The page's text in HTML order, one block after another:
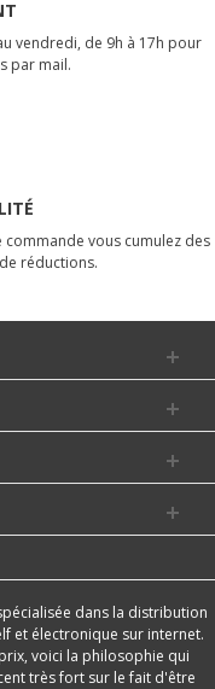
vendredi, de 9h à 17h pour
par mail.
vous cumulez des
réductions.
dans la distribution
et électronique sur internet.
voici la philosophie qui
très fort sur le fait d'être